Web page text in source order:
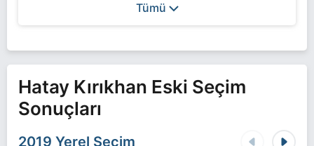
Tümü
Hatay Kırıkhan Eski Seçim
Sonuçları
2019 Yerel Seçim